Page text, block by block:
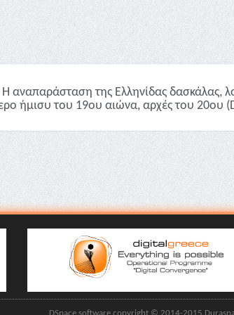
αναπαράσταση της Ελληνίδας δασκάλας,
ήμισυ του 19ου αιώνα, αρχές του 20ου